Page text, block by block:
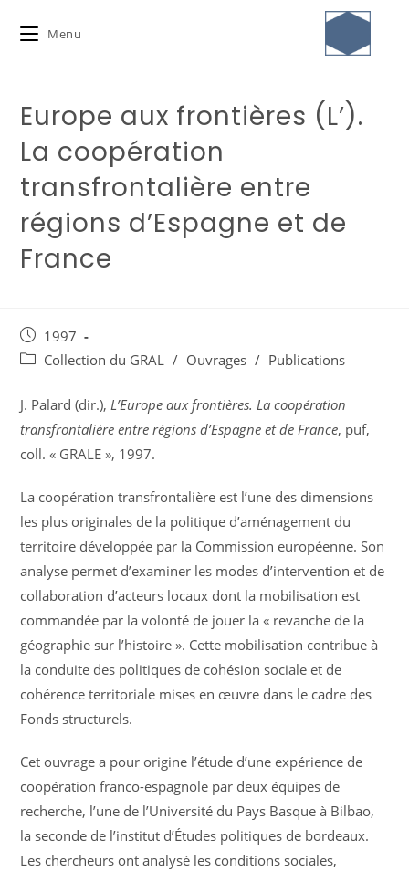
Menu
Europe aux frontières (L’).
La coopération
transfrontalière entre
régions d’Espagne et de
France
1997
Collection du GRAL / Ouvrages / Publications
J. Palard (dir.),L’Europe aux frontières. La coopération
transfrontalière entre régions d’Espagne et de France, puf,
coll. « GRALE », 1997.
La coopération transfrontalière est l’une des dimensions
les plus originales de la politique d’aménagement du
territoire développée par la Commission européenne. Son
analyse permet d’examiner les modes d’intervention et de
collaboration d’acteurs locaux dont la mobilisation est
commandée par la volonté de jouer la « revanche de la
géographie sur l’histoire ». Cette mobilisation contribue à
la conduite des politiques de cohésion sociale et de
cohérence territoriale mises en œuvre dans le cadre des
Fonds structurels.
Cet ouvrage a pour origine l’étude d’une expérience de
coopération franco-espagnole par deux équipes de
recherche, l’une de l’Université du Pays Basque à Bilbao,
la seconde de l’institut d’Études politiques de bordeaux.
Les chercheurs ont analysé les conditions sociales,